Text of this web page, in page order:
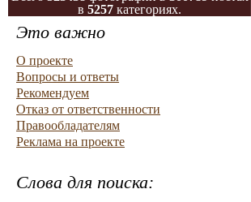
в 5257 категориях.
Это важно
О проекте
Вопросы и ответы
Рекомендуем
Отказ от ответственности
Правообладателям
Реклама на проекте
Слова для поиска: